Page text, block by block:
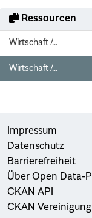
Ressourcen
Wirtschaft /...
Wirtschaft /...
Impressum
Datenschutz
Barrierefreiheit
Über Open Data-
CKAN API
CKAN Vereinigung